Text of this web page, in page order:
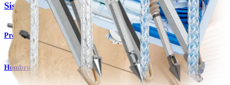
Sistema de implante SpeedBridge™
Producto
Hombro